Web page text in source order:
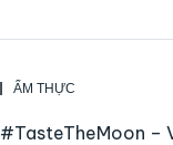
ẨM THỰC
#TasteTheMoon –